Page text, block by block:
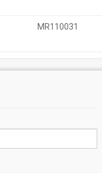
MR110031